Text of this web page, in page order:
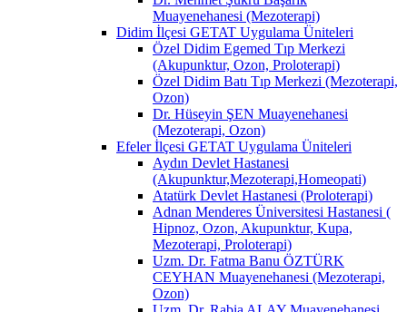
Muayenehanesi (Mezoterapi)
Didim İlçesi GETAT Uygulama Üniteleri
Özel Didim Egemed Tıp Merkezi
(Akupunktur, Ozon, Proloterapi)
Özel Didim Batı Tıp Merkezi (Mezoterapi,
Ozon)
Dr. Hüseyin ŞEN Muayenehanesi
(Mezoterapi, Ozon)
Efeler İlçesi GETAT Uygulama Üniteleri
Aydın Devlet Hastanesi
(Akupunktur,Mezoterapi,Homeopati)
Atatürk Devlet Hastanesi (Proloterapi)
Adnan Menderes Üniversitesi Hastanesi (
Hipnoz, Ozon, Akupunktur, Kupa,
Mezoterapi, Proloterapi)
Uzm. Dr. Fatma Banu ÖZTÜRK
CEYHAN Muayenehanesi (Mezoterapi,
Ozon)